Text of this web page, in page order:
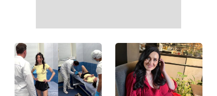
Головний стильний тренд
соцмереж: чому
мініспідниця з паєтками
підкорила Instagram
Не відкладайте до вересня:
що обов'язково потрібно
зробити на ділянці у серпні
2026